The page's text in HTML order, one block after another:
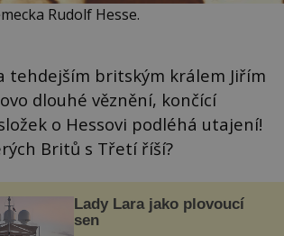
Rudolf Hesse.
tehdejším britským králem Jiřím
dlouhé věznění, končící
o Hessovi podléhá utajení!
Britů s Třetí říší?
Lady Lara jako plovoucí
sen